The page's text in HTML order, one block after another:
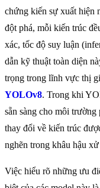
chứng kiến sự xuất hiện
đột phá, mỗi kiến trúc
xác, tốc độ suy luận
dẫn kỹ thuật toàn diện
trọng trong lĩnh vực thị
YOLOv8. Trong khi
sẵn sàng cho môi
thay đổi về kiến trúc
nghẽn trong khâu hậu
Việc hiểu rõ những ưu